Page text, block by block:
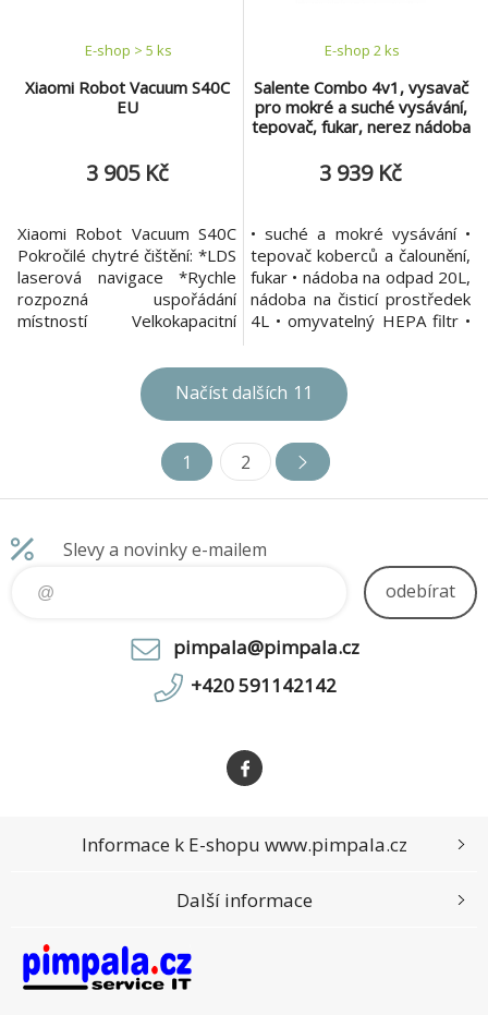
Xiaomi Robot Vacuum S40C
EU
E-shop > 5 ks
3 905 Kč
Xiaomi Robot Vacuum S40C
Pokročilé chytré čištění: *LDS
laserová navigace *Rychle
rozpozná uspořádání
místností Velkokapacitní
na vodu: *zásobník na prach
520 ml a nádržka na vodu
260 ml *3 úrovně dávkování
*Výkonný ventilátor s 5000
Pa sací sílou *4 režimy
výkonu (t
Salente Combo 4v1, vysavač
pro mokré a suché vysávání,
tepovač, fukar, nerez nádoba
E-shop 2 ks
3 939 Kč
• suché a mokré vysávání •
tepovač koberců a čalounění,
fukar • nádoba na odpad 20L,
nádoba na čisticí prostředek
4L • omyvatelný HEPA filtr •
textilním / papírovým sáčkem
• velký akční rádius • vysoký
sací výkon 1400W • bohaté
vysavač Salente Combo 4v1
využijete prakticky všud
Načíst dalších 11
1 2
Slevy a novinky e-mailem
odebírat
pimpala@pimpala.cz
+420 591142142
Informace k E-shopu www.pimpala.cz
Další informace